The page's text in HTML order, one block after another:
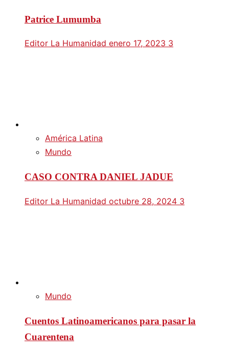
Patrice Lumumba
Editor La Humanidad enero 17, 2023 3
América Latina
Mundo
CASO CONTRA DANIEL JADUE
Editor La Humanidad octubre 28, 2024 3
Mundo
Cuentos Latinoamericanos para pasar la
Cuarentena